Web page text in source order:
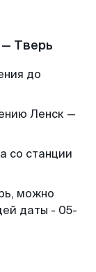
Тверь
до
Ленск —
со станции
можно
даты - 05-